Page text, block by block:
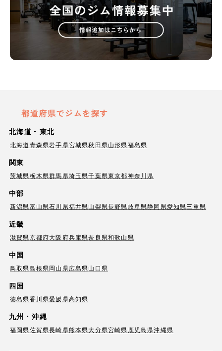
都道府県でジムを探す
北海道・東北
北海道青森県岩手県宮城県秋田県山形県福島県
関東
茨城県栃木県群馬県埼玉県千葉県東京都神奈川県
中部
新潟県富山県石川県福井県山梨県長野県岐阜県静岡県愛知県三重県
近畿
滋賀県京都府大阪府兵庫県奈良県和歌山県
中国
鳥取県島根県岡山県広島県山口県
四国
徳島県香川県愛媛県高知県
九州・沖縄
福岡県佐賀県長崎県熊本県大分県宮崎県鹿児島県沖縄県